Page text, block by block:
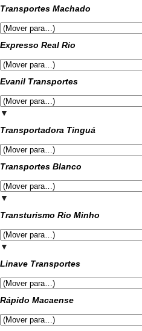
Transportes Machado
Expresso Real Rio
Evanil Transportes
▼
Transportadora Tinguá
Transportes Blanco
▼
Transturismo Rio Minho
▼
Linave Transportes
Rápido Macaense